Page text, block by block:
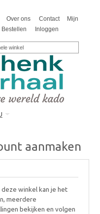
Over ons Contact
Mijn
Bestellen Inloggen
aanmaken
deze winkel kan je het
meerdere
bekijken en volgen